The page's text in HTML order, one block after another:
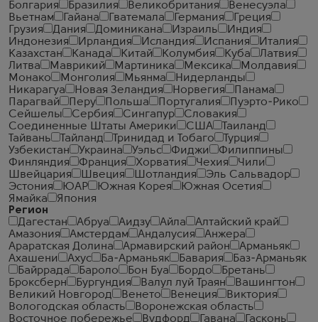
Болгария
Бразилия Великобритания
Венесуэла
Вьетнам
Гайана Гватемала Германия
Греция
Грузия
Дания Доминикана Израиль
Индия
Индонезия
Ирландия Исландия Испания
Италия
Казахстан
Канада Китай Колумбия Куба
Латвия
Литва
Маврикий Мартиника Мексика
Молдавия
Монако
Монголия Мьянма
Нидерланды
Никарагуа
Новая Зеландия Норвегия
Панама
Парагвай
Перу Польша Португалия
Пуэрто-Рико
Сейшелы
Сербия Сингапур
Словакия
Соединенные Штаты Америки
США
Таиланд
Тайвань
Тайланд Тринидад и Тобаго
Турция
Узбекистан
Украина Уэльс Фиджи
Филиппины
Финляндия
Франция Хорватия Чехия
Чили
Швейцария
Швеция Шотландия
Эль Сальвадор
Эстония
ЮАР Южная Корея
Южная Осетия
Ямайка
Япония
Регион
Дагестан
Абруа Аидзу Айла
Алтайский край
Амазония
Амстердам Андалусия
Анжера
Араратская Долина
Армавирский район
Арманьяк
Ахашени
Ахус Ба-Арманьяк Бавария
Баз-Арманьяк
Байррада
Бароло Бон Буа Бордо
Бретань
Броксберн
Бургундия Валул луй Траян
Вашингтон
Великий Новгород
Венето Венеция
Виктория
Вологодская область
Воронежская область
Восточное побережье
Вудфорд Гавана
Гасконь